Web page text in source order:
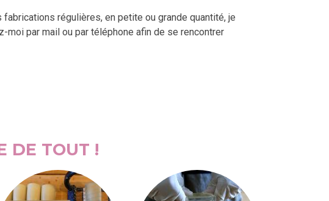
régulières, en petite ou grande quantité, je
par mail ou par téléphone afin de se rencontrer
DE TOUT !